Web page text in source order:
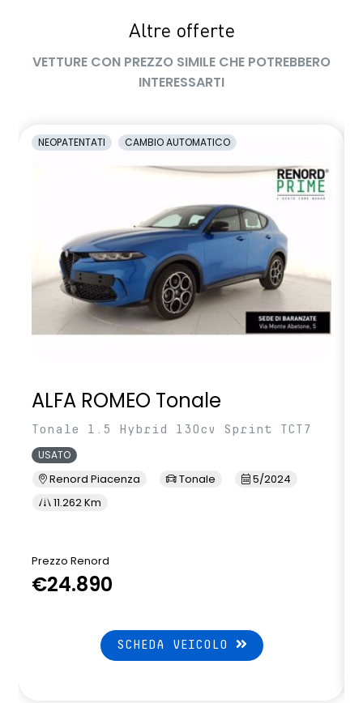
volante multifunzione in TEPAltre offerte
VETTURE CON PREZZO SIMILE CHE POTREBBERO
INTERESSARTI
NEOPATENTATI CAMBIO AUTOMATICO
ALFA ROMEO Tonale
Tonale 1.5 Hybrid 130cv Sprint TCT7
USATO
Renord Piacenza Tonale
5/2024
11.262 Km
Prezzo Renord
€24.890
SCHEDA VEICOLO